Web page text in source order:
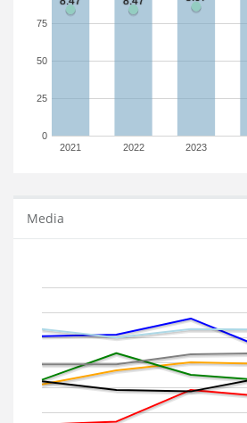
2021 2022 2023
0
25
50
75
Media